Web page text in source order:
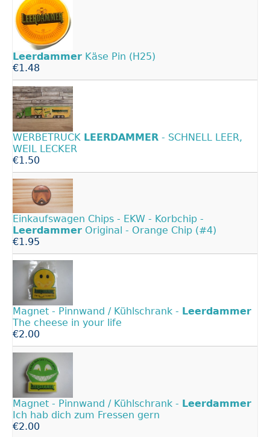
Leerdammer Käse Pin (H25)
€1.48
WERBETRUCK LEERDAMMER - SCHNELL LEER,
WEIL LECKER
€1.50
Einkaufswagen Chips - EKW - Korbchip -
Leerdammer Original - Orange Chip (#4)
€1.95
Magnet - Pinnwand / Kühlschrank - Leerdammer
The cheese in your life
€2.00
Magnet - Pinnwand / Kühlschrank - Leerdammer
Ich hab dich zum Fressen gern
€2.00